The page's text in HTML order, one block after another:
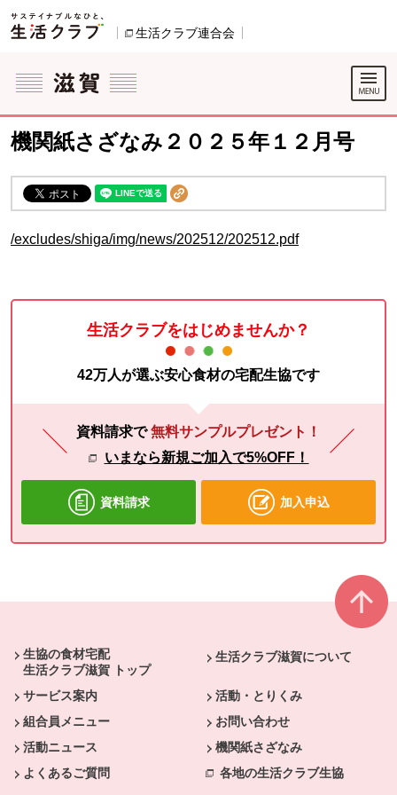
ページの先頭です。
生活クラブ連合会
ここからサイト内共通メニューです。
サイト内共通メニューをスキップする
サイト内共通メニューここまで。
機関紙さざなみ２０２５年１２月号
/excludes/shiga/img/news/202512/202512.pdf
生活クラブをはじめませんか？
42万人が選ぶ安心食材の宅配生協です
資料請求で無料サンプルプレゼント！
いまなら新規ご加入で5%OFF！
資料請求 加入申込
生協の食材宅配
生活クラブ滋賀 トップ
生活クラブ滋賀について
サービス案内
活動・とりくみ
組合員メニュー
お問い合わせ
活動ニュース
機関紙さざなみ
よくあるご質問
各地の生活クラブ生協